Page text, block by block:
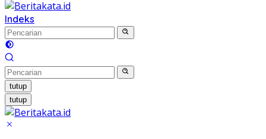
Indeks
tutup
tutup